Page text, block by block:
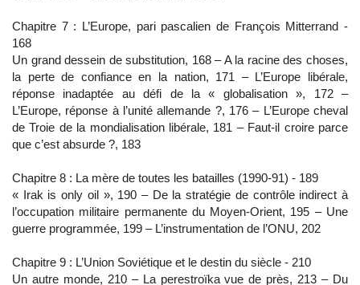
Chapitre 7 : L’Europe, pari pascalien de François Mitterrand -
168
Un grand dessein de substitution, 168 – A la racine des choses,
la perte de confiance en la nation, 171 – L’Europe libérale,
réponse inadaptée au défi de la « globalisation », 172 –
L’Europe, réponse à l’unité allemande ?, 176 – L’Europe cheval
de Troie de la mondialisation libérale, 181 – Faut-il croire parce
que c’est absurde ?, 183
Chapitre 8 : La mère de toutes les batailles (1990-91) - 189
« Irak is only oil », 190 – De la stratégie de contrôle indirect à
l’occupation militaire permanente du Moyen-Orient, 195 – Une
guerre programmée, 199 – L’instrumentation de l’ONU, 202
Chapitre 9 : L’Union Soviétique et le destin du siècle - 210
Un autre monde, 210 – La perestroïka vue de près, 213 – Du